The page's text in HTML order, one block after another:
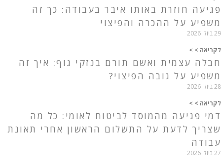
פגיעה חוזרת באותו איבר בעבודה: כך זה
משפיע על ההכרה והפיצוי
29 ביולי 2026
לקריאה > >
חבלה עצמית ואשם תורם בנזקי גוף: איך זה
משפיע על גובה הפיצוי?
28 ביולי 2026
לקריאה > >
דמי פגיעה מהמוסד לביטוח לאומי: כל מה
שצריך לדעת על התשלום הראשון אחרי תאונת
עבודה
27 ביולי 2026